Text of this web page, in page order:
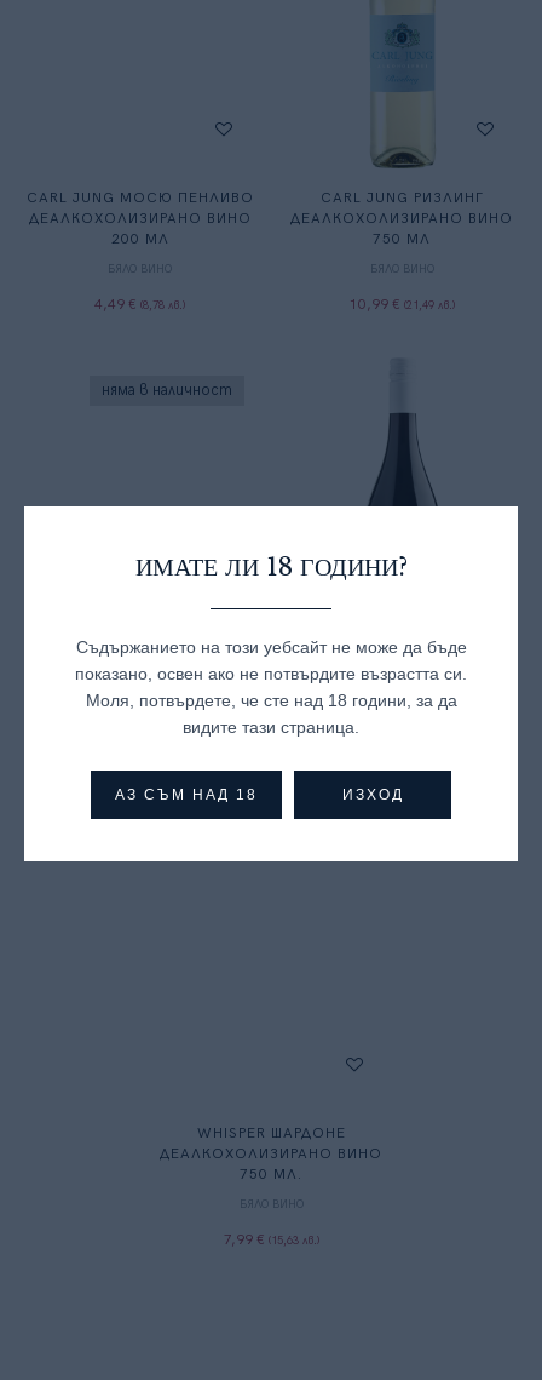
CARL JUNG МОСЮ ПЕНЛИВО
ДЕАЛКОХОЛИЗИРАНО ВИНО
200 МЛ
БЯЛО ВИНО
4,49 € (8,78лв.)
CARL JUNG РИЗЛИНГ
ДЕАЛКОХОЛИЗИРАНО ВИНО
750 МЛ
БЯЛО ВИНО
10,99 € (21,49 лв.)
няма в наличност
ДЕАЛКОХОЛИЗИРАНО ВИНО
750 МЛ
10,99€ (21,49лв.)
ДЕАЛКОХОЛИЗИРАНО ВИНО
750 МЛ.
7,99€ (15,63лв.)
WHISPER ШАРДОНЕ
ДЕАЛКОХОЛИЗИРАНО ВИНО
750 МЛ.
БЯЛО ВИНО
7,99 € (15,63 лв.)
ИМАТЕ ЛИ 18 ГОДИНИ?
Съдържанието на този уебсайт не може да бъде
показано, освен ако не потвърдите възрастта си.
Моля, потвърдете, че сте над 18 години, за да
видите тази страница.
АЗ СЪМ НАД 18 ИЗХОД